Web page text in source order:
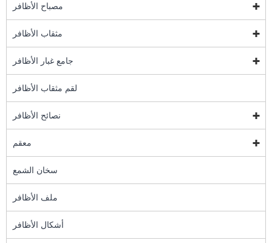
مصباح الأظافر
مثقاب الأظافر
جامع غبار الأظافر
لقم مثقاب الأظافر
نصائح الأظافر
معقم
سخان الشمع
ملف الأظافر
أشكال الأظافر